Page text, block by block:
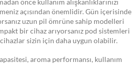
önce kullanım alışkanlıklarınızı
açısından önemlidir. Gün içerisinde
uzun pil ömrüne sahip modelleri
bir cihaz arıyorsanız pod sistemleri
sizin için daha uygun olabilir.
aroma performansı, kullanım